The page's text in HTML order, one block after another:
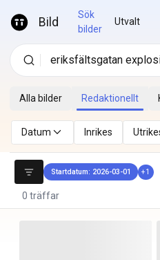
Bild
Sök
bilder
Utvalt
Alla bilder Redaktionellt
Datum Inrikes
Startdatum: 2026-03-01 +1
0 träffar